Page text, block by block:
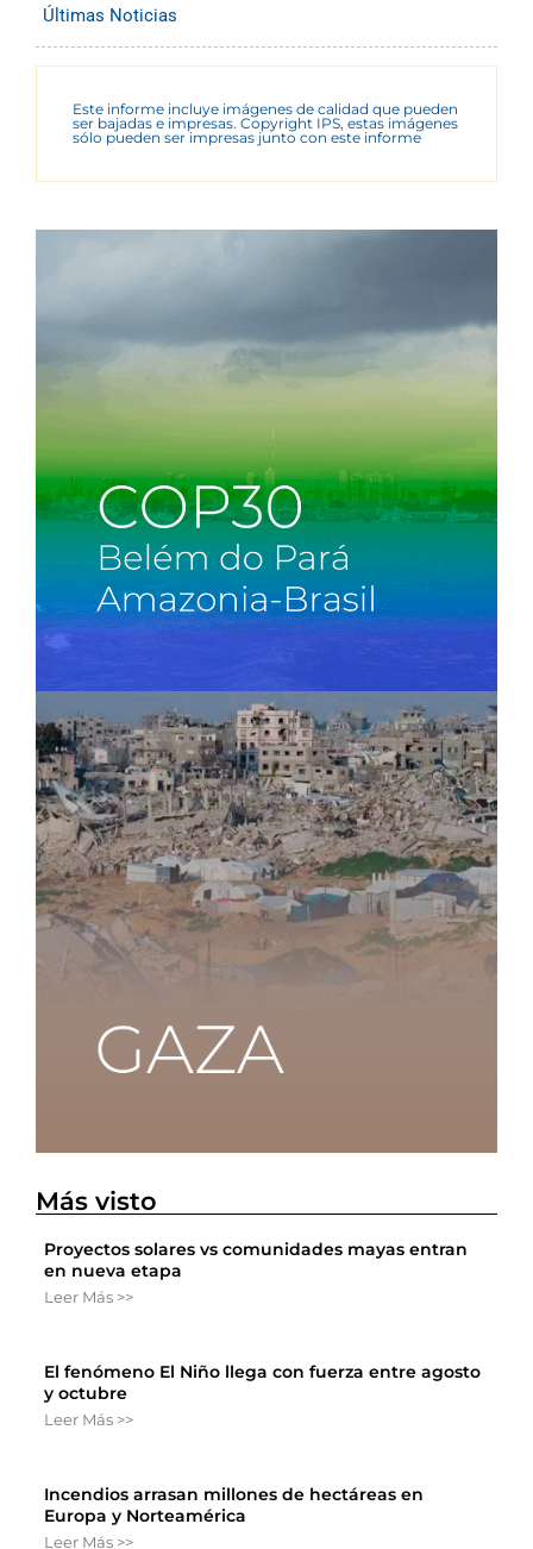
Últimas Noticias
Este informe incluye imágenes de calidad que pueden
ser bajadas e impresas. Copyright IPS, estas imágenes
sólo pueden ser impresas junto con este informe
Más visto
Proyectos solares vs comunidades mayas entran
en nueva etapa
Leer Más >>
El fenómeno El Niño llega con fuerza entre agosto
y octubre
Leer Más >>
Incendios arrasan millones de hectáreas en
Europa y Norteamérica
Leer Más >>